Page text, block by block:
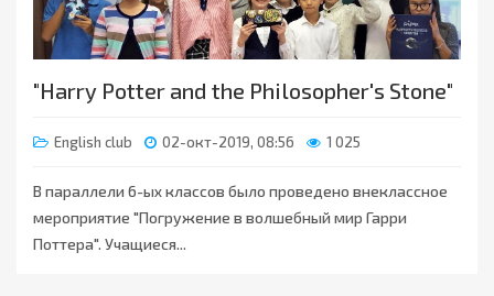
"Harry Potter and the Philosopher's Stone"
English club 02-окт-2019, 08:56 1 025
В параллели 6-ых классов было проведено внеклассное
мероприятие "Погружение в волшебный мир Гарри
Поттера". Учащиеся...